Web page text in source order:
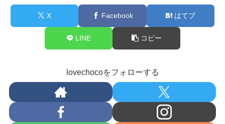
X Facebook はてブ
LINE コピー
lovechocoをフォローする